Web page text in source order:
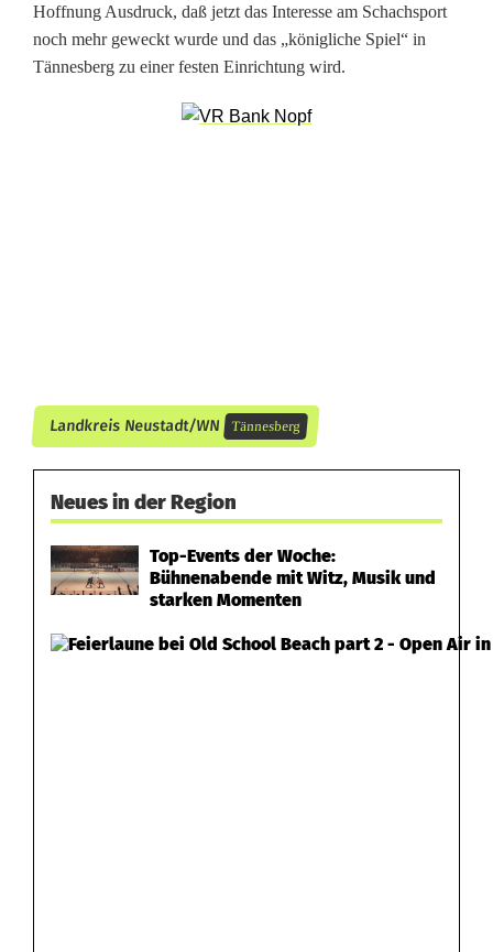
r
s
ä
n
Hoffnung Ausdruck, daß jetzt das Interesse am Schachsport
noch mehr geweckt wurde und das „königliche Spiel“ in
Tännesberg zu einer festen Einrichtung wird.
Landkreis Neustadt/WN Tännesberg
Neues in der Region
Top-Events der Woche:
Bühnenabende mit Witz, Musik und
starken Momenten